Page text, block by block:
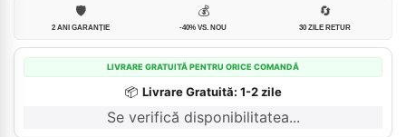
🛡️
2 ANI GARANȚIE
💰
-40% VS. NOU
🔄
30 ZILE RETUR
LIVRARE GRATUITĂ PENTRU ORICE COMANDĂ
📦 Livrare Gratuită: 1-2 zile
Se verifică disponibilitatea...